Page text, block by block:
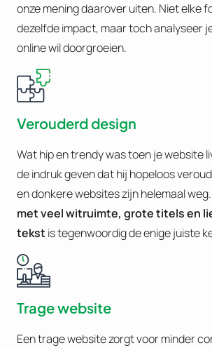
onze mening daarover uiten. Niet elke
dezelfde impact, maar toch analyseer
online wil doorgroeien.
Verouderd design
Wat hip en trendy was toen je website
de indruk geven dat hij hopeloos
en donkere websites zijn helemaal weg.
met veel witruimte, grote titels en
tekst is tegenwoordig de enige juiste
Trage website
Een trage website zorgt voor minder